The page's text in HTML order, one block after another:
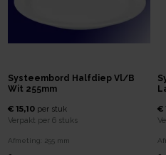
Systeembord Halfdiep Vl/b
Wit 255mm
€ 15,10 per stuk
Verpakt per 6 stuks
Afmeting: 255 mm
€